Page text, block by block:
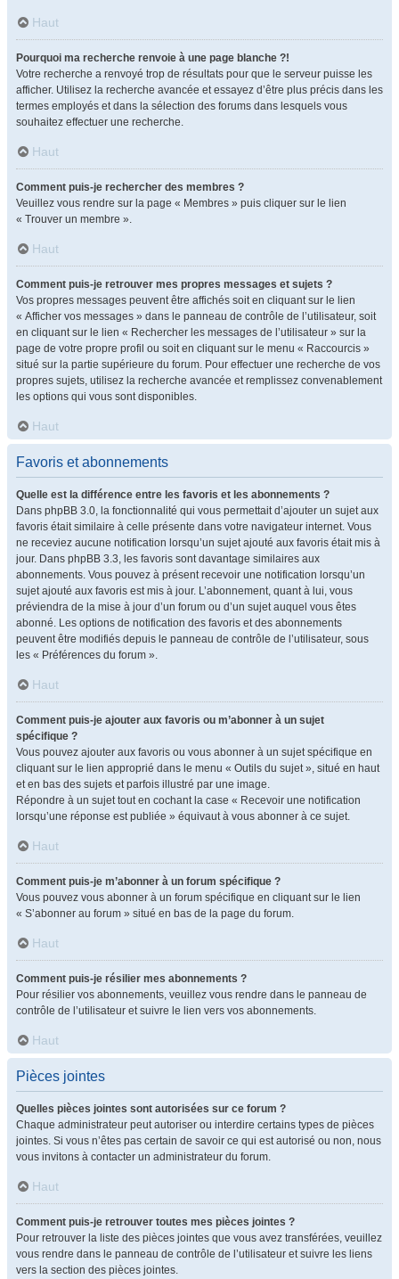
Haut
Pourquoi ma recherche renvoie à une page blanche ?!
Votre recherche a renvoyé trop de résultats pour que le serveur puisse les
afficher. Utilisez la recherche avancée et essayez d’être plus précis dans les
termes employés et dans la sélection des forums dans lesquels vous
souhaitez effectuer une recherche.
Haut
Comment puis-je rechercher des membres ?
Veuillez vous rendre sur la page « Membres » puis cliquer sur le lien
« Trouver un membre ».
Haut
Comment puis-je retrouver mes propres messages et sujets ?
Vos propres messages peuvent être affichés soit en cliquant sur le lien
« Afficher vos messages » dans le panneau de contrôle de l’utilisateur, soit
en cliquant sur le lien « Rechercher les messages de l’utilisateur » sur la
page de votre propre profil ou soit en cliquant sur le menu « Raccourcis »
situé sur la partie supérieure du forum. Pour effectuer une recherche de vos
propres sujets, utilisez la recherche avancée et remplissez convenablement
les options qui vous sont disponibles.
Haut
Favoris et abonnements
Quelle est la différence entre les favoris et les abonnements ?
Dans phpBB 3.0, la fonctionnalité qui vous permettait d’ajouter un sujet aux
favoris était similaire à celle présente dans votre navigateur internet. Vous
ne receviez aucune notification lorsqu’un sujet ajouté aux favoris était mis à
jour. Dans phpBB 3.3, les favoris sont davantage similaires aux
abonnements. Vous pouvez à présent recevoir une notification lorsqu’un
sujet ajouté aux favoris est mis à jour. L’abonnement, quant à lui, vous
préviendra de la mise à jour d’un forum ou d’un sujet auquel vous êtes
abonné. Les options de notification des favoris et des abonnements
peuvent être modifiés depuis le panneau de contrôle de l’utilisateur, sous
les « Préférences du forum ».
Haut
Comment puis-je ajouter aux favoris ou m’abonner à un sujet
spécifique ?
Vous pouvez ajouter aux favoris ou vous abonner à un sujet spécifique en
cliquant sur le lien approprié dans le menu « Outils du sujet », situé en haut
et en bas des sujets et parfois illustré par une image.
Répondre à un sujet tout en cochant la case « Recevoir une notification
lorsqu’une réponse est publiée » équivaut à vous abonner à ce sujet.
Haut
Comment puis-je m’abonner à un forum spécifique ?
Vous pouvez vous abonner à un forum spécifique en cliquant sur le lien
« S’abonner au forum » situé en bas de la page du forum.
Haut
Comment puis-je résilier mes abonnements ?
Pour résilier vos abonnements, veuillez vous rendre dans le panneau de
contrôle de l’utilisateur et suivre le lien vers vos abonnements.
Haut
Pièces jointes
Quelles pièces jointes sont autorisées sur ce forum ?
Chaque administrateur peut autoriser ou interdire certains types de pièces
jointes. Si vous n’êtes pas certain de savoir ce qui est autorisé ou non, nous
vous invitons à contacter un administrateur du forum.
Haut
Comment puis-je retrouver toutes mes pièces jointes ?
Pour retrouver la liste des pièces jointes que vous avez transférées, veuillez
vous rendre dans le panneau de contrôle de l’utilisateur et suivre les liens
vers la section des pièces jointes.